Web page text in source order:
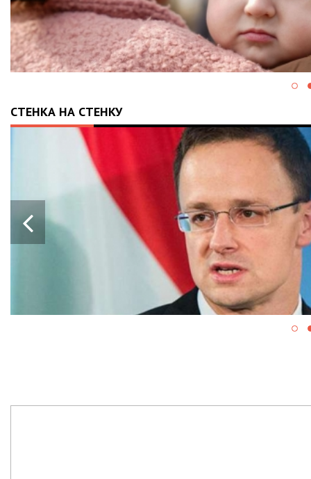
СТЕНКА НА СТЕНКУ
28.05.2024 13:43
ПРОРАШИСТСКАЯ
БЛОКИРУЕТ
ВОЕННОЙ ПОМОЩИ
УКРАИНЫ